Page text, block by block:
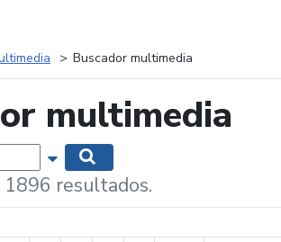
Buscador multimedia
multimedia
Mostrar opciones de búsqueda
resultados.